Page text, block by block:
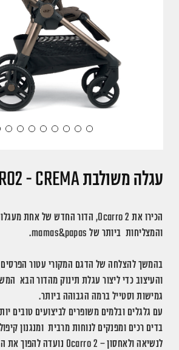
עגלה משולבת OCARRO2 - CREMA
הכירו אתOcarro 2, הדור החדש של אחת
והמצליחות ביותר של mamas&papas.
בהמשך להצלחה של הדגם המקורי עטור
והעיצוב כדי ליצור עגלת תינוק מהדור הבא
גמישות וסטייל ברמה הגבוהה ביותר.
עם גלגלים ובלמים משופרים לביצועים טובים
בדים רכים ומפנקים לנוחות מרבית ומנגנון
לנשיאה ולאחסון –Ocarro 2 נועדה להפוך את